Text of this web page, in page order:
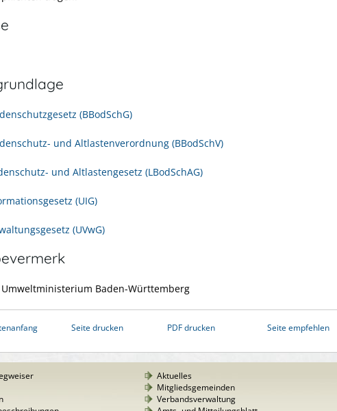
(BBodSchG)
und Altlastenverordnung (BBodSchV)
und Altlastengesetz (LBodSchAG)
(UIG)
(UVwG)
Umweltministerium Baden-Württemberg
Seite drucken PDF drucken Seite empfehlen
Aktuelles
Mitgliedsgemeinden
Verbandsverwaltung